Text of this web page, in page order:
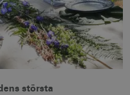
största